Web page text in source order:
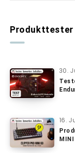
Produkttester
30.
16.